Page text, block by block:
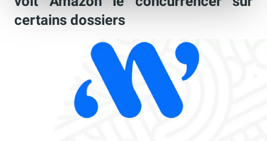
certains dossiers